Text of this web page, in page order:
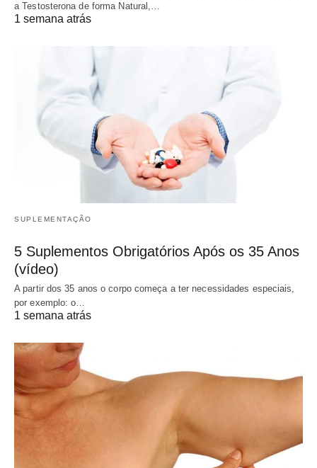
a Testosterona de forma Natural,…
1 semana atrás
SUPLEMENTAÇÃO
5 Suplementos Obrigatórios Após os 35 Anos
(vídeo)
A partir dos 35 anos o corpo começa a ter necessidades especiais,
por exemplo: o…
1 semana atrás